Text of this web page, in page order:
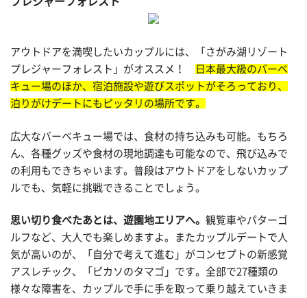
アウトドアを満喫したいカップルには、「さがみ湖リゾート
プレジャーフォレスト」がオススメ！
日本最大級のバーベ
キュー場のほか、宿泊施設や遊びスポットがそろっており、
泊りがけデートにもピッタリの場所です。
広大なバーベキュー場では、食材の持ち込みも可能。もちろ
ん、各種グッズや食材の現地調達も可能なので、飛び込みで
の利用もできちゃいます。普段はアウトドアをしないカップ
ルでも、気軽に挑戦できることでしょう。
思い切り食べたあとは、遊園地エリアへ。 観覧車やパターゴ
ルフなど、大人でも楽しめますよ。またカップルデートで人
気が高いのが、「自分で考えて進む」がコンセプトの新感覚
アスレチック、「ピカソのタマゴ」です。全部で27種類の
様々な障害を、カップルで手に手を取って乗り越えていきま